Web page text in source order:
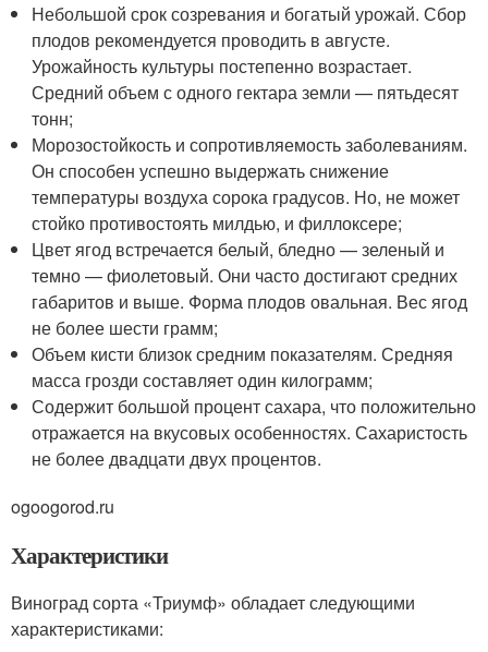
Небольшой срок созревания и богатый урожай. Сбор
плодов рекомендуется проводить в августе.
Урожайность культуры постепенно возрастает.
Средний объем с одного гектара земли — пятьдесят
тонн;
Морозостойкость и сопротивляемость заболеваниям.
Он способен успешно выдержать снижение
температуры воздуха сорока градусов. Но, не может
стойко противостоять милдью, и филлоксере;
Цвет ягод встречается белый, бледно — зеленый и
темно — фиолетовый. Они часто достигают средних
габаритов и выше. Форма плодов овальная. Вес ягод
не более шести грамм;
Объем кисти близок средним показателям. Средняя
масса грозди составляет один килограмм;
Содержит большой процент сахара, что положительно
отражается на вкусовых особенностях. Сахаристость
не более двадцати двух процентов.
ogoogorod.ru
Характеристики
Виноград сорта «Триумф» обладает следующими
характеристиками: